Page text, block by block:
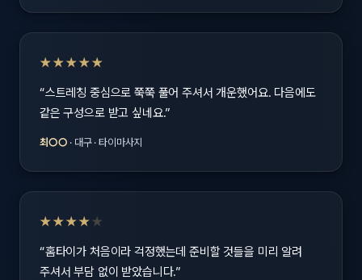
★★★★★
“스트레칭 중심으로 쭉쭉 풀어 주셔서 개운했어요. 다음에도
같은 구성으로 받고 싶네요.”
최○○ · 대구 · 타이마사지
★★★★ ★
“홈타이가 처음이라 걱정했는데 준비할 것들을 미리 알려
주셔서 부담 없이 받았습니다.”